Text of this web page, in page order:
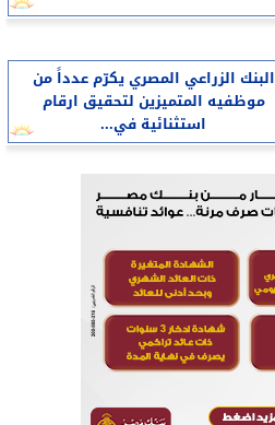
البنك الزراعي المصري يكرّم عدداً من
موظفيه المتميزين لتحقيق ارقام
استثنائية في...